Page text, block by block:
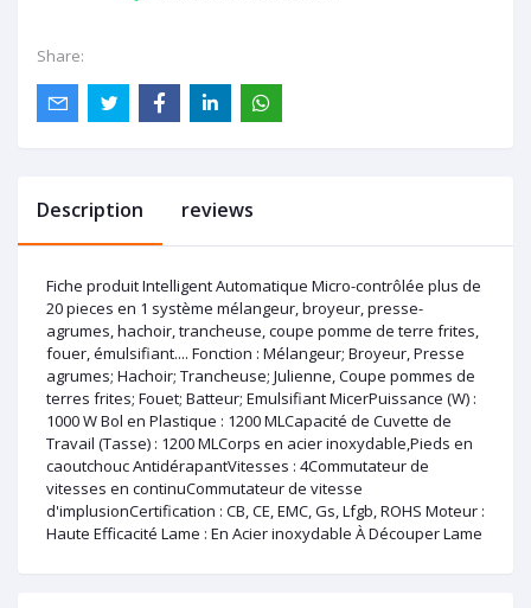
Share:
Description reviews
Fiche produit Intelligent Automatique Micro-contrôlée plus de
20 pieces en 1 système mélangeur, broyeur, presse-
agrumes, hachoir, trancheuse, coupe pomme de terre frites,
fouer, émulsifiant.... Fonction : Mélangeur; Broyeur, Presse
agrumes; Hachoir; Trancheuse; Julienne, Coupe pommes de
terres frites; Fouet; Batteur; Emulsifiant MicerPuissance (W) :
1000 W Bol en Plastique : 1200 MLCapacité de Cuvette de
Travail (Tasse) : 1200 MLCorps en acier inoxydable,Pieds en
caoutchouc AntidérapantVitesses : 4Commutateur de
vitesses en continuCommutateur de vitesse
d'implusionCertification : CB, CE, EMC, Gs, Lfgb, ROHS Moteur :
Haute Efficacité Lame : En Acier inoxydable À Découper Lame